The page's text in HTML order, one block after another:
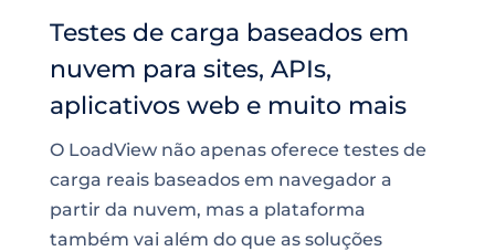
Testes de carga baseados em
nuvem para sites, APIs,
aplicativos web e muito mais
O LoadView não apenas oferece testes de
carga reais baseados em navegador a
partir da nuvem, mas a plataforma
também vai além do que as soluções